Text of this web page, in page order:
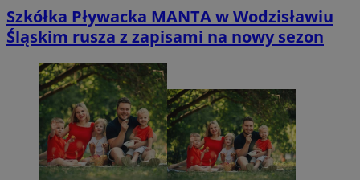
Szkółka Pływacka MANTA w Wodzisławiu
Śląskim rusza z zapisami na nowy sezon